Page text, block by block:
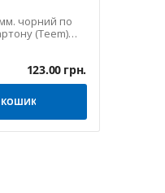
чорний по
(Teem)
123.00 грн.
КОШИК